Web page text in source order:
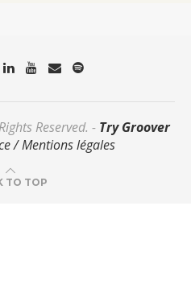
Reserved. - Try Groover
/ Mentions légales
TO TOP